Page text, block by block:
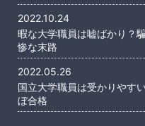
2022.10.24
暇な大学職員は嘘ばかり？
惨な末路
2022.05.26
国立大学職員は受かりやす
ぼ合格